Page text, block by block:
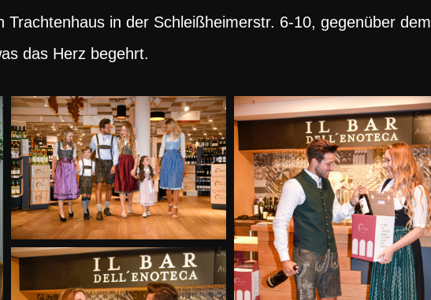
in der Schleißheimerstr. 6-10, gegenüber dem
das Herz begehrt.